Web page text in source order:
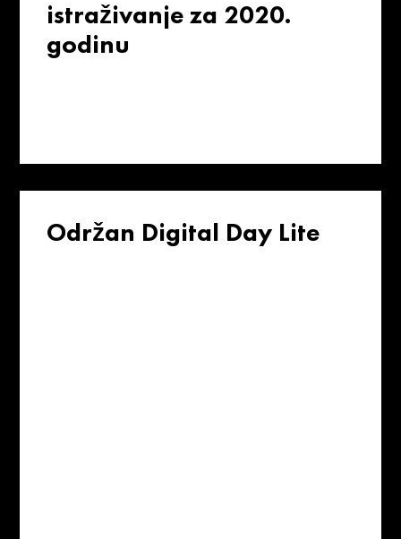
istraživanje za 2020.
godinu
Održan Digital Day Lite